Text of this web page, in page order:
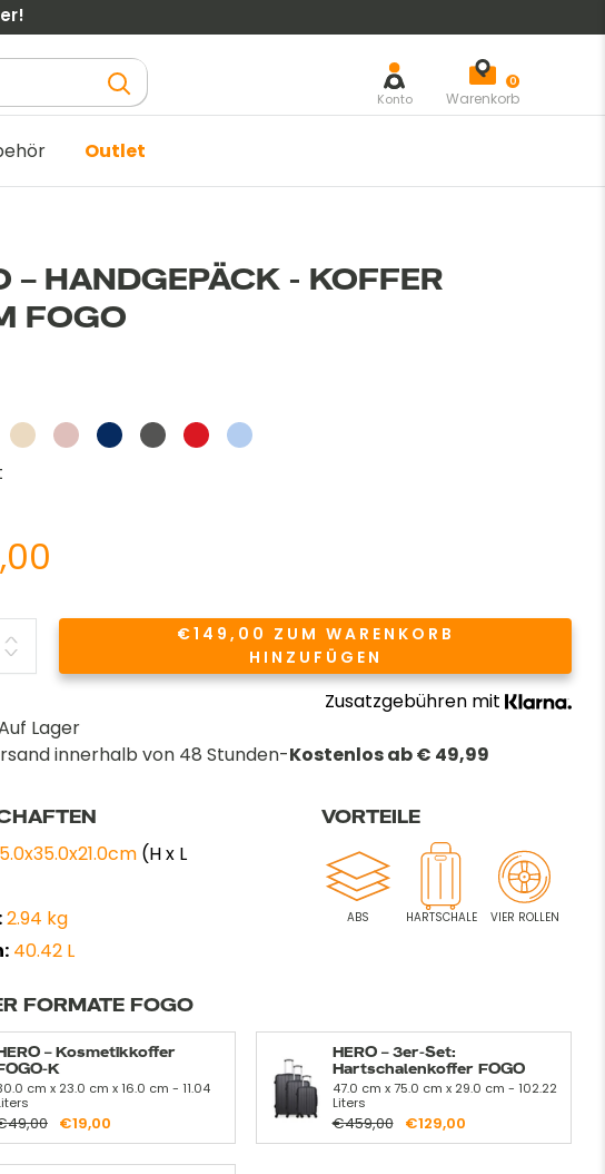
Konto
0
Warenkorb
Löschen
Outlet
– HANDGEPÄCK - KOFFER
FOGO
BeigeRoségoldMarineblau
Dunkelgrau
Rot
Goldblau
€149,00 ZUM WARENKORB
HINZUFÜGEN
Zusatzgebühren mit
Lager
innerhalb von 48 Stunden-Kostenlos ab € 49,99
(H x L
2.94 kg
40.42 L
VORTEILE
ABS HARTSCHALE VIER ROLLEN
FORMATE FOGO
– Kosmetikkoffer
K
cm x 23.0 cm x 16.0 cm - 11.04
€19,00
HERO – 3er-Set:
Hartschalenkoffer FOGO
47.0 cm x 75.0 cm x 29.0 cm - 102.22
Liters
€459,00 €129,00